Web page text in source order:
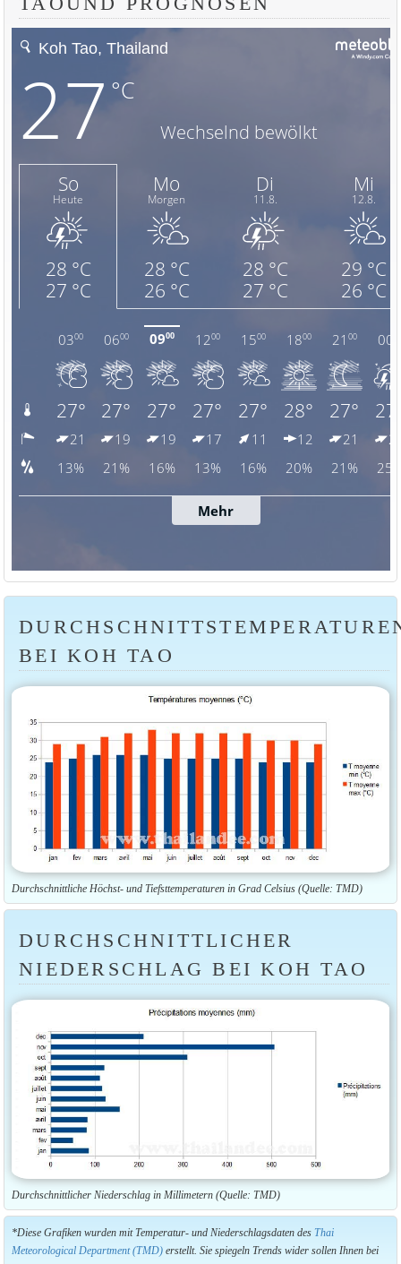
BEI KOH TAO
Durchschnittliche Höchst- und Tiefsttemperaturen in Grad Celsius (Quelle: TMD)
DURCHSCHNITTLICHER
NIEDERSCHLAG BEI KOH TAO
Durchschnittlicher Niederschlag in Millimetern (Quelle: TMD)
*Diese Grafiken wurden mit Temperatur- und Niederschlagsdaten des Thai
Meteorological Department (TMD)erstellt. Sie spiegeln Trends wider sollen Ihnen bei